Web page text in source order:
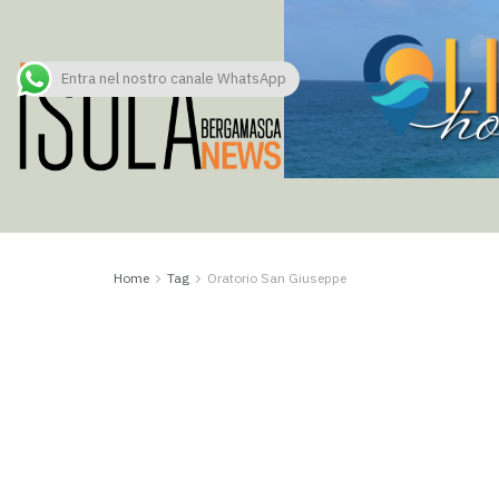
Home Tag Oratorio San Giuseppe
Entra nel nostro canale WhatsApp